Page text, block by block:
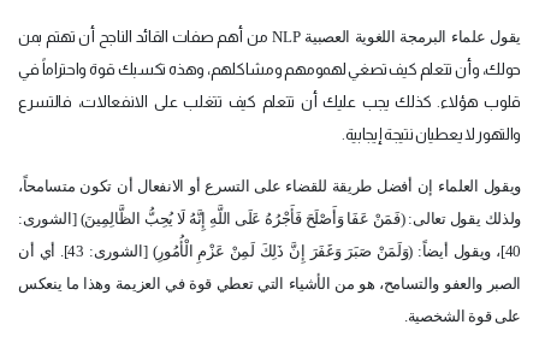
يقول علماء البرمجة اللغوية العصبيةNLP من أهم صفات القائد الناجح أن تهتم بمن
حولك، وأن تتعلم كيف تصغي لهمومهم ومشاكلهم، وهذه تكسبك قوة واحتراماً في
قلوب هؤلاء. كذلك يجب عليك أن تتعلم كيف تتغلب على الانفعالات، فالتسرع
والتهور لا يعطيان نتيجة إيجابية.
ويقول العلماء إن أفضل طريقة للقضاء على التسرع أو الانفعال أن تكون متسامحاً،
ولذلك يقول تعالى: (فَمَنْ عَفَا وَأَصْلَحَ فَأَجْرُهُ عَلَى اللَّهِ إِنَّهُ لَا يُحِبُّ الظَّالِمِينَ) [الشورى:
40]، ويقول أيضاً: (وَلَمَنْ صَبَرَ وَغَفَرَ إِنَّ ذَلِكَ لَمِنْ عَزْمِ الْأُمُورِ) [الشورى: 43]. أي أن
الصبر والعفو والتسامح، هو من الأشياء التي تعطي قوة في العزيمة وهذا ما ينعكس
على قوة الشخصية.